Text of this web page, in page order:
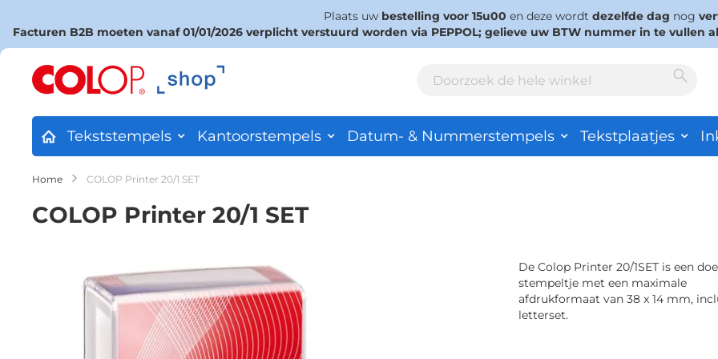
Plaats uw bestelling voor 15u00 en deze wordt dezelfde dag nog
Facturen B2B moeten vanaf 01/01/2026 verplicht verstuurd worden via PEPPOL; gelieve uw BTW nummer in te
Ga
Tekststempels Kantoorstempels Datum- & Nummerstempels Tekstplaatjes
Home COLOP Printer 20/1 SET
COLOP Printer 20/1 SET
De Colop Printer 20/1SET is een
stempeltje met een maximale
afdrukformaat van 38 x 14 mm,
letterset.